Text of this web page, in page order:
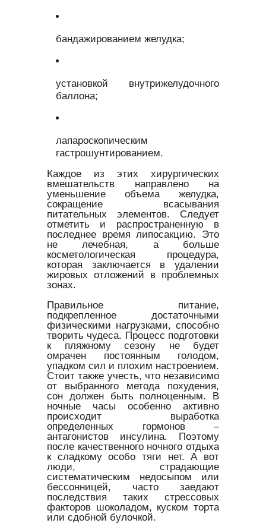
бандажированием желудка;
установкой внутрижелудочного
баллона;
лапароскопическим
гастрошунтированием.
Каждое из этих хирургических
вмешательств направлено на
уменьшение объема желудка,
сокращение всасывания
питательных элементов. Следует
отметить и распространенную в
последнее время липосакцию. Это
не лечебная, а больше
косметологическая процедура,
которая заключается в удалении
жировых отложений в проблемных
зонах.
Правильное питание,
подкрепленное достаточными
физическими нагрузками, способно
творить чудеса. Процесс подготовки
к пляжному сезону не будет
омрачен постоянным голодом,
упадком сил и плохим настроением.
Стоит также учесть, что независимо
от выбранного метода похудения,
сон должен быть полноценным. В
ночные часы особенно активно
происходит выработка
определенных гормонов –
антагонистов инсулина. Поэтому
после качественного ночного отдыха
к сладкому особо тяги нет. А вот
люди, страдающие
систематическим недосыпом или
бессонницей, часто заедают
последствия таких стрессовых
факторов шоколадом, куском торта
или сдобной булочкой.